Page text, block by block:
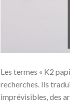
Les termes « K2
recherches. Ils
imprévisibles, des